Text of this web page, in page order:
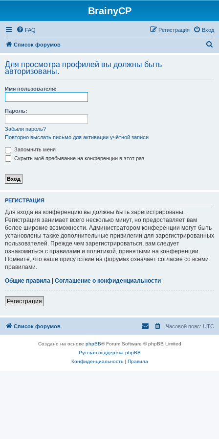
BrainyCP
FAQ Вход
Регистрация
Список форумов
с
Для просмотра профилей вы должны быть
авторизованы.
Имя пользователя:
Пароль:
Забыли пароль?
Повторно выслать письмо для активации учётной записи
Запомнить меня
Скрыть моё пребывание на конференции в этот раз
РЕГИСТРАЦИЯ
Для входа на конференцию вы должны быть зарегистрированы.
Регистрация занимает всего несколько минут, но предоставляет вам
более широкие возможности. Администратором конференции могут быть
установлены также дополнительные привилегии для зарегистрированных
пользователей. Прежде чем зарегистрироваться, вам следует
ознакомиться с правилами и политикой, принятыми на конференции.
Помните, что ваше присутствие на форумах означает согласие со всеми
правилами.
Общие правила | Соглашение о конфиденциальности
Регистрация
Список форумов Часовой пояс: UTC
Создано на основе phpBB® Forum Software © phpBB Limited
Русская поддержка phpBB
Конфиденциальность| Правила